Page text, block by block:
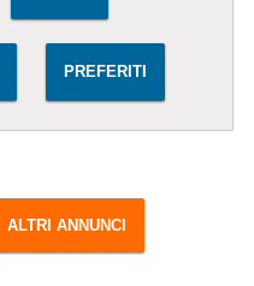
PREFERITI
ALTRI ANNUNCI